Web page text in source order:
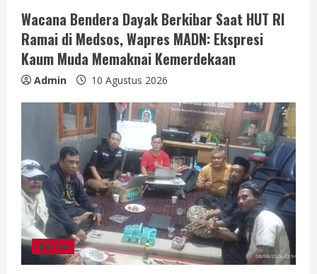
n
g
Wacana Bendera Dayak Berkibar Saat HUT RI
Ramai di Medsos, Wapres MADN: Ekspresi
Kaum Muda Memaknai Kemerdekaan
Admin 10 Agustus 2026
Berita